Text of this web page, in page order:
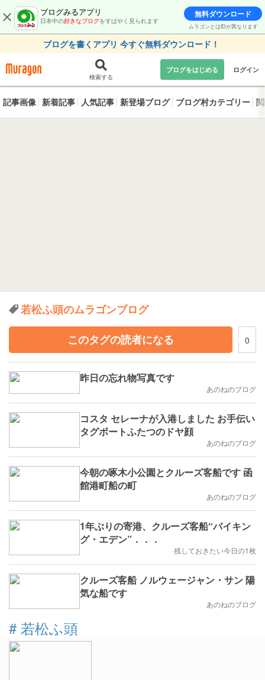
ブログみるアプリ
日本中の好きなブログをすばやく見られます
無料ダウンロード
ムラゴンとはIDが異なります
ブログを書くアプリ 今すぐ無料ダウンロード！
検索する
ブログをはじめる ログイン
記事画像 新着記事 人気記事 新登場ブログ ブログ村カテゴリー
若松ふ頭のムラゴンブログ
このタグの読者になる
0
昨日の忘れ物写真です
あのねのブログ
コスタ セレーナが入港しました お手伝い
タグボートふたつのドヤ顔
あのねのブログ
今朝の啄木小公園とクルーズ客船です 函
館港町船の町
あのねのブログ
1年ぶりの寄港、クルーズ客船“バイキン
グ・エデン”．．．
残しておきたい今日の1枚
クルーズ客船 ノルウェージャン・サン 陽
気な船です
あのねのブログ
# 若松ふ頭